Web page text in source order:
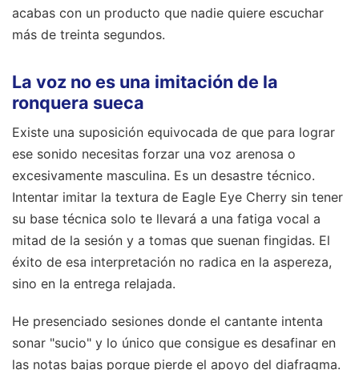
acabas con un producto que nadie quiere escuchar
más de treinta segundos.
La voz no es una imitación de la
ronquera sueca
Existe una suposición equivocada de que para lograr
ese sonido necesitas forzar una voz arenosa o
excesivamente masculina. Es un desastre técnico.
Intentar imitar la textura de Eagle Eye Cherry sin tener
su base técnica solo te llevará a una fatiga vocal a
mitad de la sesión y a tomas que suenan fingidas. El
éxito de esa interpretación no radica en la aspereza,
sino en la entrega relajada.
He presenciado sesiones donde el cantante intenta
sonar "sucio" y lo único que consigue es desafinar en
las notas bajas porque pierde el apoyo del diafragma.